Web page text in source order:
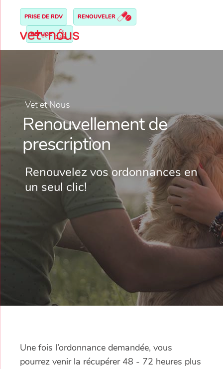
PRISE DE RDV RENOUVELER
REFUGE
Vet et Nous
Renouvellement de
prescription
Renouvelez vos ordonnances en
un seul clic!
Une fois l’ordonnance demandée, vous
pourrez venir la récupérer 48 - 72 heures plus